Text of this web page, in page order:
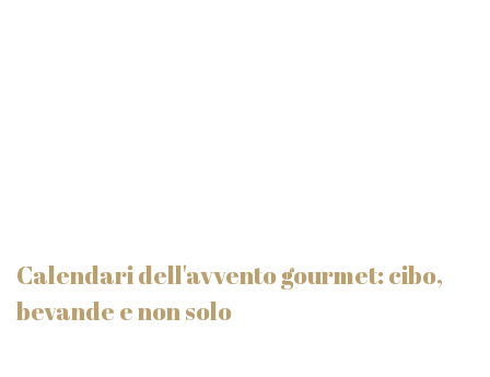
Calendari dell'avvento gourmet: cibo,
bevande e non solo